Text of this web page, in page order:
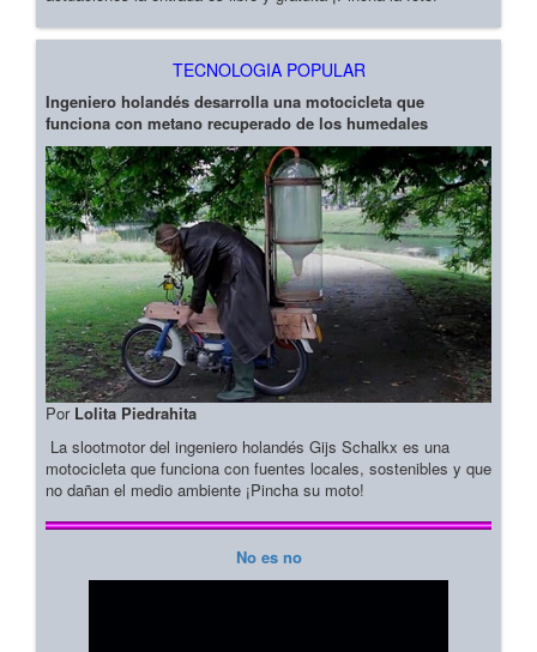
TECNOLOGIA POPULAR
Ingeniero holandés desarrolla una motocicleta que
funciona con metano recuperado de los humedales
Por Lolita Piedrahita
La slootmotor del ingeniero holandés Gijs Schalkx es una
motocicleta que funciona con fuentes locales, sostenibles y que
no dañan el medio ambiente ¡Pincha su moto!
No es no